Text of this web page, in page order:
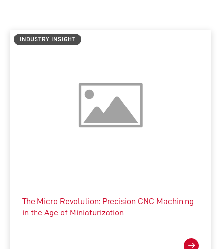
INDUSTRY INSIGHT
The Micro Revolution: Precision CNC Machining
in the Age of Miniaturization